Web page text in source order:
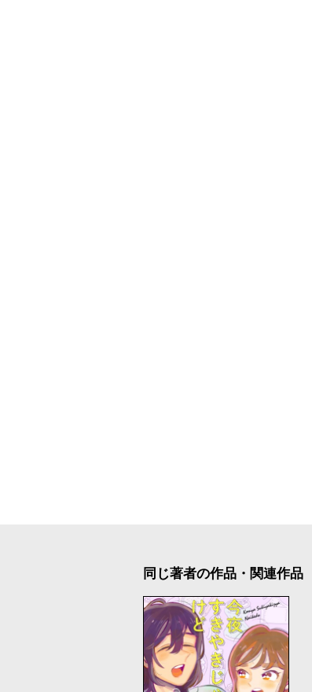
同じ著者の作品・関連作品